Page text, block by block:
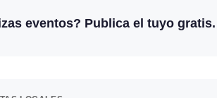
eventos? Publica el tuyo gratis.